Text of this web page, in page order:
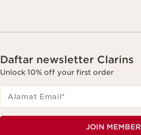
Daftar newsletter Clarins
Unlock 10% off your first order
Alamat Email*
JOIN MEMBER